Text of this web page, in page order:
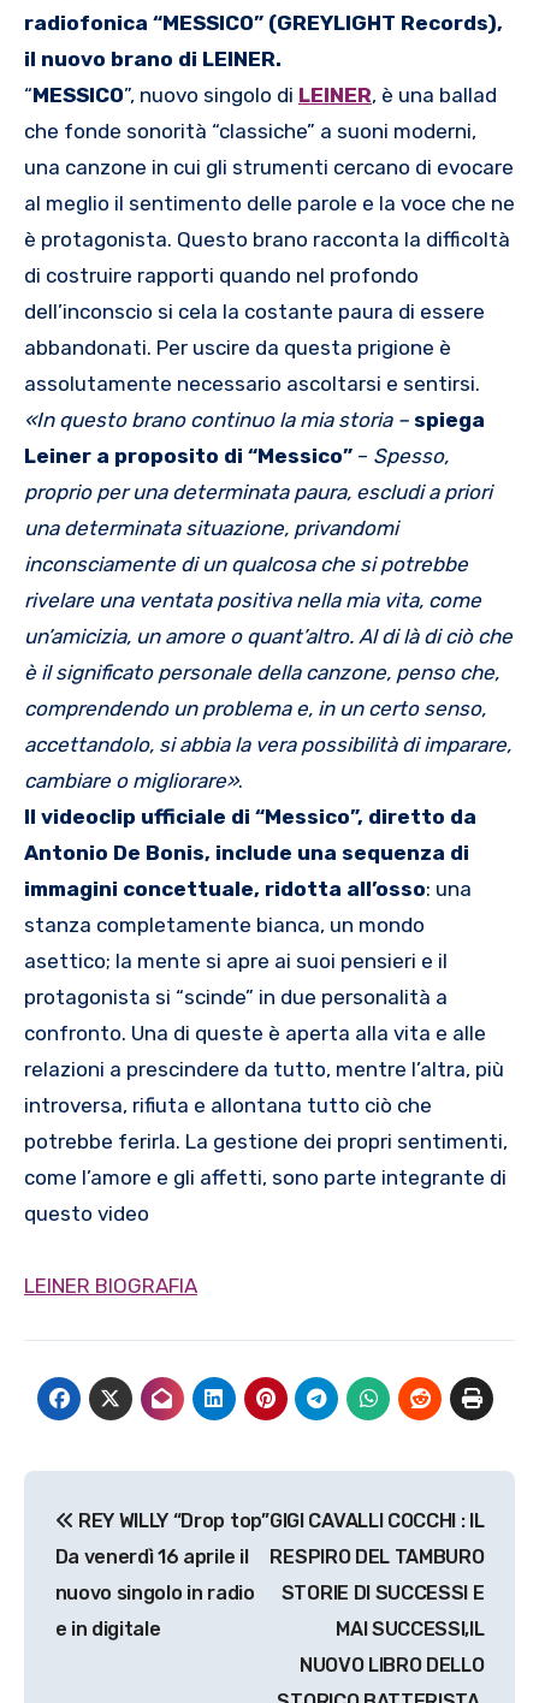
radiofonica “MESSICO” (GREYLIGHT Records),
il nuovo brano di LEINER.
“MESSICO”, nuovo singolo di LEINER, è una ballad
che fonde sonorità “classiche” a suoni moderni,
una canzone in cui gli strumenti cercano di evocare
al meglio il sentimento delle parole e la voce che ne
è protagonista. Questo brano racconta la difficoltà
di costruire rapporti quando nel profondo
dell’inconscio si cela la costante paura di essere
abbandonati. Per uscire da questa prigione è
assolutamente necessario ascoltarsi e sentirsi.
«In questo brano continuo la mia storia – spiega
Leiner a proposito di “Messico” – Spesso,
proprio per una determinata paura, escludi a priori
una determinata situazione, privandomi
inconsciamente di un qualcosa che si potrebbe
rivelare una ventata positiva nella mia vita, come
un’amicizia, un amore o quant’altro. Al di là di ciò che
è il significato personale della canzone, penso che,
comprendendo un problema e, in un certo senso,
accettandolo, si abbia la vera possibilità di imparare,
cambiare o migliorare».
Il videoclip ufficiale di “Messico”, diretto da
Antonio De Bonis, include una sequenza di
immagini concettuale, ridotta all’osso: una
stanza completamente bianca, un mondo
asettico; la mente si apre ai suoi pensieri e il
protagonista si “scinde” in due personalità a
confronto. Una di queste è aperta alla vita e alle
relazioni a prescindere da tutto, mentre l’altra, più
introversa, rifiuta e allontana tutto ciò che
potrebbe ferirla. La gestione dei propri sentimenti,
come l’amore e gli affetti, sono parte integrante di
questo video
LEINER BIOGRAFIA
articoli
REY WILLY “Drop top”
Da venerdì 16 aprile il
nuovo singolo in radio
e in digitale
GIGI CAVALLI COCCHI : IL
RESPIRO DEL TAMBURO
STORIE DI SUCCESSI E
MAI SUCCESSI,IL
NUOVO LIBRO DELLO